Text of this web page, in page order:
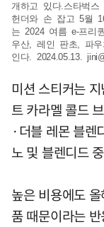
개하고 있다.스타벅
헌더와 손 잡고 5월
는 2024 여름 e-프리
우산, 레인 판초, 파
인다. 2024.05.13.
미션 스티커는
트 카라멜 콜드
·더블 레몬 블렌
노 및 블렌디드
높은 비용에도
품 때문이라는